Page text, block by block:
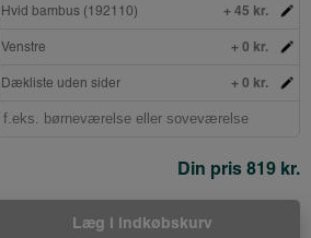
Hvid bambus (192110) + 45 kr.
Venstre + 0 kr.
Dækliste uden sider + 0 kr.
Din pris 819 kr.
Læg i indkøbskurv